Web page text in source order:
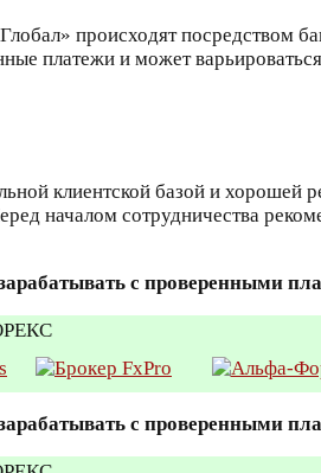
происходят посредством
платежи и может
клиентской базой и хорошей
началом сотрудничества
с проверенными
с проверенными